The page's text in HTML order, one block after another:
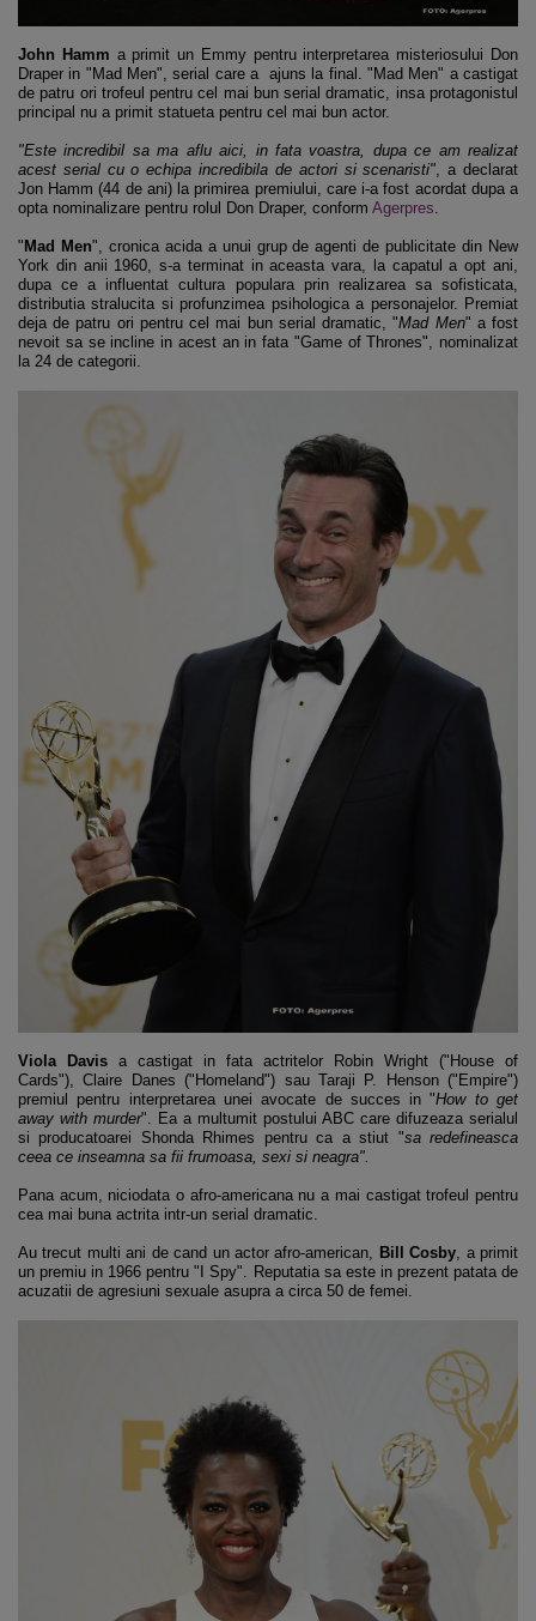
John Hamm a primit un Emmy pentru interpretarea misteriosului Don
Draper in "Mad Men", serial care a ajuns la final. "Mad Men" a castigat
de patru ori trofeul pentru cel mai bun serial dramatic, insa protagonistul
principal nu a primit statueta pentru cel mai bun actor.
"Este incredibil sa ma aflu aici, in fata voastra, dupa ce am realizat
acest serial cu o echipa incredibila de actori si scenaristi", a declarat
Jon Hamm (44 de ani) la primirea premiului, care i-a fost acordat dupa a
opta nominalizare pentru rolul Don Draper, conform Agerpres.
" Mad Men", cronica acida a unui grup de agenti de publicitate din New
York din anii 1960, s-a terminat in aceasta vara, la capatul a opt ani,
dupa ce a influentat cultura populara prin realizarea sa sofisticata,
distributia stralucita si profunzimea psihologica a personajelor. Premiat
deja de patru ori pentru cel mai bun serial dramatic, "Mad Men" a fost
nevoit sa se incline in acest an in fata "Game of Thrones", nominalizat
la 24 de categorii.
Viola Davis a castigat in fata actritelor Robin Wright ("House of
Cards"), Claire Danes ("Homeland") sau Taraji P. Henson ("Empire")
premiul pentru interpretarea unei avocate de succes in "How to get
away with murder". Ea a multumit postului ABC care difuzeaza serialul
si producatoarei Shonda Rhimes pentru ca a stiut "sa redefineasca
ceea ce inseamna sa fii frumoasa, sexi si neagra".
Pana acum, niciodata o afro-americana nu a mai castigat trofeul pentru
cea mai buna actrita intr-un serial dramatic.
Au trecut multi ani de cand un actor afro-american, Bill Cosby , a primit
un premiu in 1966 pentru "I Spy". Reputatia sa este in prezent patata de
acuzatii de agresiuni sexuale asupra a circa 50 de femei.